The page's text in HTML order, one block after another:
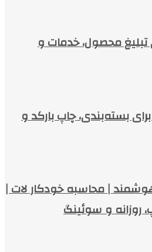
محصول، خدمات و
بسته‌بندی، چاپ بارکد و
| محاسبه خودکار لات |
روزانه و سوئینگ